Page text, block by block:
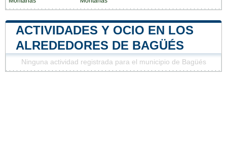
ACTIVIDADES Y OCIO EN LOS
ALREDEDORES DE BAGÜÉS
Ninguna actividad registrada para el municipio de Bagüés